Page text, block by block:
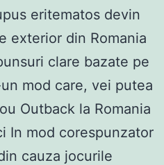
eritematos devin
exterior din Romania
clare bazate pe
mod care, vei putea
Outback la Romania
In mod corespunzator
cauza jocurile